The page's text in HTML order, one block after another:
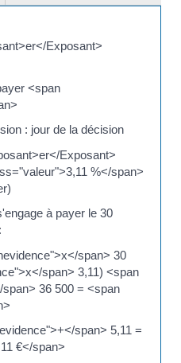
Exposant>
<span
: jour de la décision
Exposant>
%</span>
à payer le 30
span> 30
span> 3,11) <span
36 500 = <span
span> 5,11 =
€</span>